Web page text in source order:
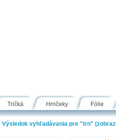
Tričká Hrnčeky Fólie
Výsledok vyhľadávania pre "trn"